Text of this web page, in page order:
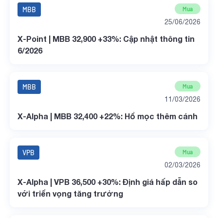
MBB Mua
25/06/2026
X-Point | MBB 32,900 +33%: Cập nhật thông tin
6/2026
MBB Mua
11/03/2026
X-Alpha | MBB 32,400 +22%: Hổ mọc thêm cánh
VPB Mua
02/03/2026
X-Alpha | VPB 36,500 +30%: Định giá hấp dẫn so
với triển vọng tăng trưởng